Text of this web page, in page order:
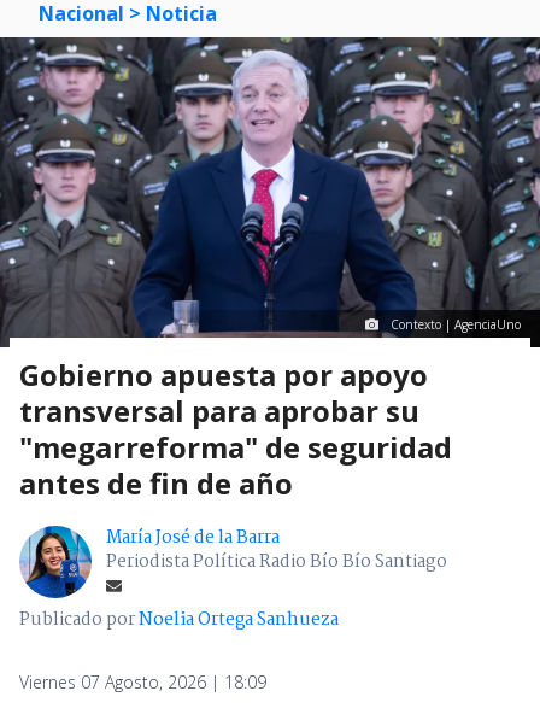
Nacional > Noticia
Contexto | AgenciaUno
Gobierno apuesta por apoyo
transversal para aprobar su
"megarreforma" de seguridad
antes de fin de año
María José de la Barra
Periodista Política Radio Bío Bío Santiago
Publicado porNoelia Ortega Sanhueza
Viernes 07 Agosto, 2026 | 18:09